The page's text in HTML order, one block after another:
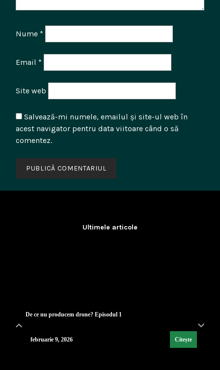
Nume *
Email *
Site web
Salvează-mi numele, emailul și site-ul web în
acest navigator pentru data viitoare când o să
comentez.
Ultimele articole
Citește